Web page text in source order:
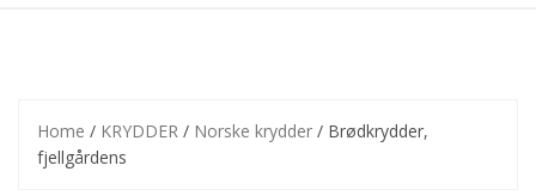
Home / KRYDDER / Norske krydder / Brødkrydder,
fjellgårdens